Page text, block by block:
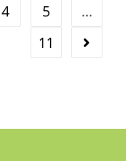
4 5
…
11